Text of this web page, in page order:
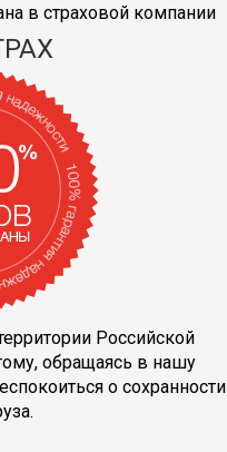
в страховой компании
Российской
обращаясь в нашу
о сохранности